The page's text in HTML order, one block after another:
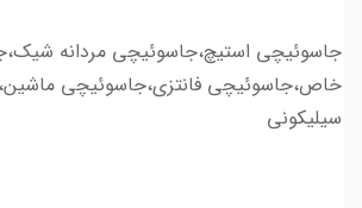
جاسوئیچی استیچ،جاسوئیچی مردانه
خاص،جاسوئیچی فانتزی،جاسوئیچی
سیلیکونی